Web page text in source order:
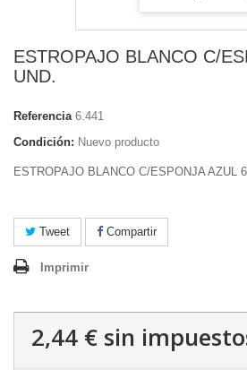
ESTROPAJO BLANCO C/
UND.
Referencia 6.441
Condición: Nuevo producto
ESTROPAJO BLANCO C/ESPONJA AZUL
Tweet Compartir
Imprimir
2,44 € sin